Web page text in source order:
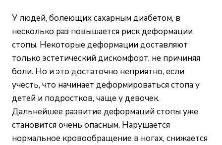
У людей, болеющих сахарным диабетом, в
несколько раз повышается риск деформации
стопы. Некоторые деформации доставляют
только эстетический дискомфорт, не причиняя
боли. Но и это достаточно неприятно, если
учесть, что начинает деформироваться стопа у
детей и подростков, чаще у девочек.
Дальнейшее развитие деформаций стопы уже
становится очень опасным. Нарушается
нормальное кровообращение в ногах, снижается